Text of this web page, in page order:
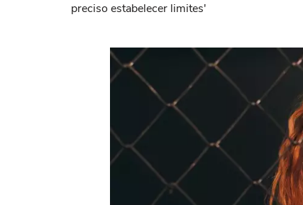
preciso estabelecer limites'